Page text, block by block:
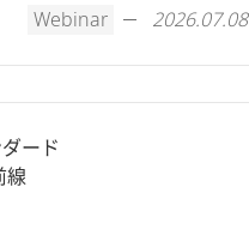
Webinar 2026.07.08
ード
線